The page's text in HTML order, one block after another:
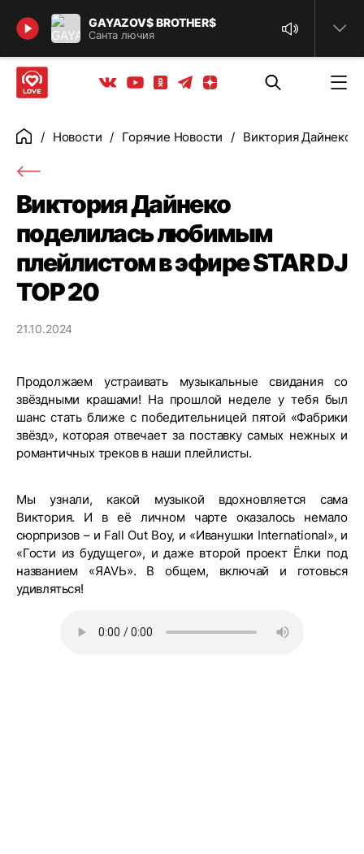
GAYAZOV$ BROTHER$
Санта лючия
Найти
Вконтакте
YoutubeОдноклассники
ТелеграмЯндекс дзен
ГлавнаяНовости Горячие Новости Виктория Дайнеко
Виктория Дайнеко
поделилась любимым
плейлистом в эфире STAR DJ
TOP 20
21.10.2024
Продолжаем устраивать музыкальные свидания со
звёздными крашами! На прошлой неделе у тебя был
шанс стать ближе с победительницей пятой «Фабрики
звёзд», которая отвечает за поставку самых нежных и
романтичных треков в наши плейлисты.
Мы узнали, какой музыкой вдохновляется сама
Виктория. И в её личном чарте оказалось немало
сюрпризов – и Fall Out Boy, и «Иванушки International», и
«Гости из будущего», и даже второй проект Ёлки под
названием «ЯАVЬ». В общем, включай и готовься
удивляться!